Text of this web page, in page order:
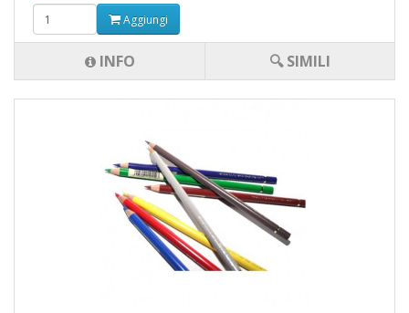
Aggiungi
INFO 🔍 SIMILI